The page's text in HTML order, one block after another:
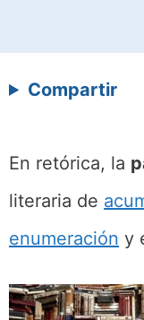
Compartir
En retórica, la
literaria de
enumeración y